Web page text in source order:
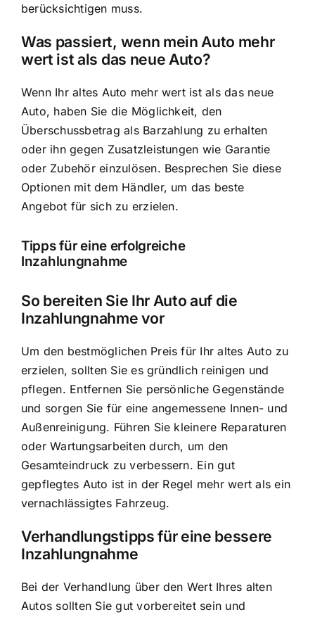
berücksichtigen muss.
Was passiert, wenn mein Auto mehr
wert ist als das neue Auto?
Wenn Ihr altes Auto mehr wert ist als das neue
Auto, haben Sie die Möglichkeit, den
Überschussbetrag als Barzahlung zu erhalten
oder ihn gegen Zusatzleistungen wie Garantie
oder Zubehör einzulösen. Besprechen Sie diese
Optionen mit dem Händler, um das beste
Angebot für sich zu erzielen.
Tipps für eine erfolgreiche
Inzahlungnahme
So bereiten Sie Ihr Auto auf die
Inzahlungnahme vor
Um den bestmöglichen Preis für Ihr altes Auto zu
erzielen, sollten Sie es gründlich reinigen und
pflegen. Entfernen Sie persönliche Gegenstände
und sorgen Sie für eine angemessene Innen- und
Außenreinigung. Führen Sie kleinere Reparaturen
oder Wartungsarbeiten durch, um den
Gesamteindruck zu verbessern. Ein gut
gepflegtes Auto ist in der Regel mehr wert als ein
vernachlässigtes Fahrzeug.
Verhandlungstipps für eine bessere
Inzahlungnahme
Bei der Verhandlung über den Wert Ihres alten
Autos sollten Sie gut vorbereitet sein und